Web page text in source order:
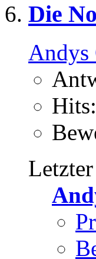
Die
Andys